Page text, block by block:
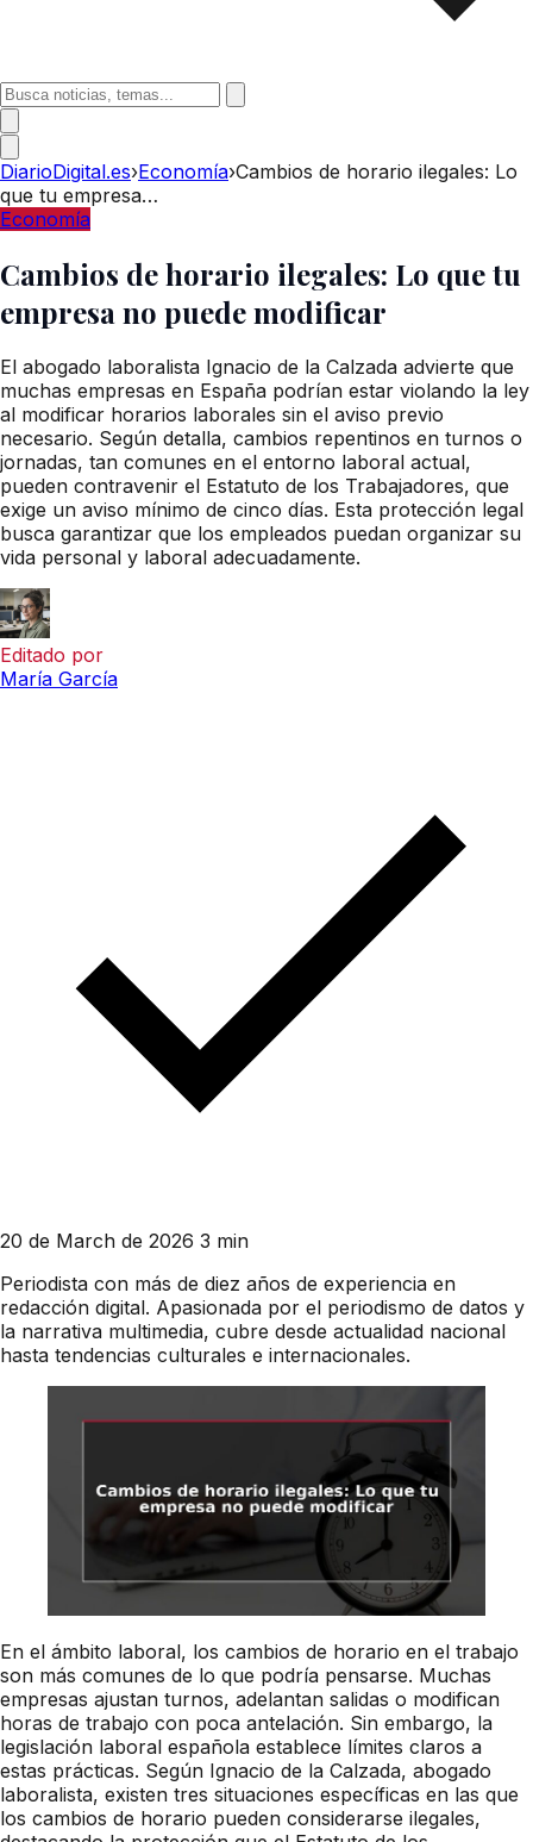
DiarioDigital.es›Economía›Cambios de horario ilegales: Lo
que tu empresa…
Economía
Cambios de horario ilegales: Lo que tu
empresa no puede modificar
El abogado laboralista Ignacio de la Calzada advierte que
muchas empresas en España podrían estar violando la ley
al modificar horarios laborales sin el aviso previo
necesario. Según detalla, cambios repentinos en turnos o
jornadas, tan comunes en el entorno laboral actual,
pueden contravenir el Estatuto de los Trabajadores, que
exige un aviso mínimo de cinco días. Esta protección legal
busca garantizar que los empleados puedan organizar su
vida personal y laboral adecuadamente.
Editado por
María García
20 de March de 2026 3 min
Periodista con más de diez años de experiencia en
redacción digital. Apasionada por el periodismo de datos y
la narrativa multimedia, cubre desde actualidad nacional
hasta tendencias culturales e internacionales.
En el ámbito laboral, los cambios de horario en el trabajo
son más comunes de lo que podría pensarse. Muchas
empresas ajustan turnos, adelantan salidas o modifican
horas de trabajo con poca antelación. Sin embargo, la
legislación laboral española establece límites claros a
estas prácticas. Según Ignacio de la Calzada, abogado
laboralista, existen tres situaciones específicas en las que
los cambios de horario pueden considerarse ilegales,